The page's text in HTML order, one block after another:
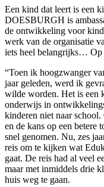
Een kind dat leert is een
DOESBURGH is
de ontwikkeling voor
werk van de organisatie
iets heel belangrijks… Op
“Toen ik hoogzwanger
jaar geleden, werd ik
wilde worden. Het is een
onderwijs in
kinderen niet naar
en de kans op een betere
snel genomen. Nu, zes
reis om te kijken wat
gaat. De reis had al veel
maar met inmiddels drie
huis weg te gaan.